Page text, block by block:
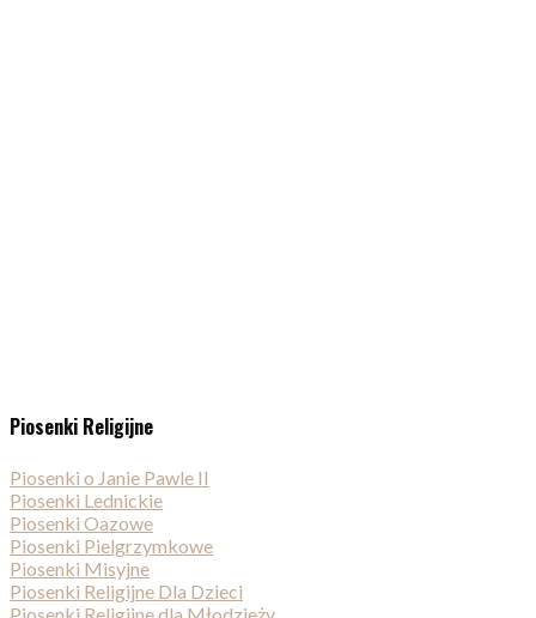
Piosenki Religijne
Piosenki o Janie Pawle II
Piosenki Lednickie
Piosenki Oazowe
Piosenki Pielgrzymkowe
Piosenki Misyjne
Piosenki Religijne Dla Dzieci